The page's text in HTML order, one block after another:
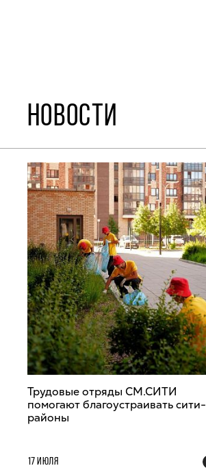
НОВОСТИ
Трудовые отряды СМ.СИТИ
помогают благоустраивать сити-
районы
17 ИЮЛЯ